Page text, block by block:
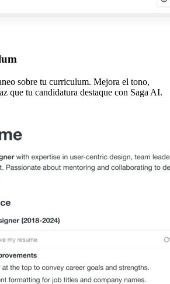
sobre tu curriculum. Mejora el tono,
que tu candidatura destaque con Saga AI.